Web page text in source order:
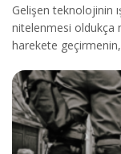
Gelişen teknolojinin
nitelenmesi oldukça
harekete